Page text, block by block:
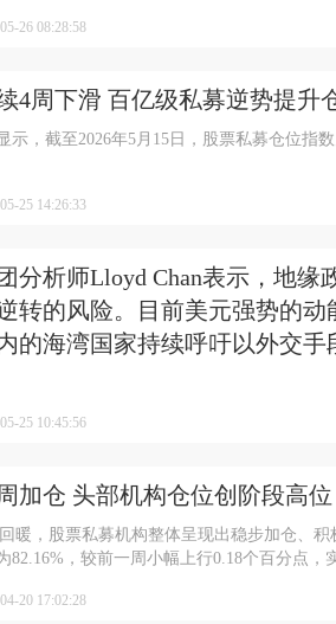
26 08:28:58
4周下滑 百亿级私募逆势提升
示，截至2026年5月15日，股票私募仓位指
25 14:26:33
分析师Lloyd Chan表示，地
转的风险。目前美元强势的
的海湾国家持续呼吁以外交
25 10:45:56
加仓 头部机构仓位创阶段高位
暖，股票私募机构整体呈现出稳步加仓、
82.16%，较前一周小幅上行0.18个百分点，
20 17:02:28